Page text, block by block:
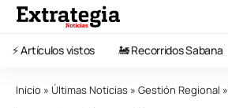
⚡️ Artículos vistos 🚂 Recorridos Sabana
Inicio » Últimas Noticias » Gestión Regional »